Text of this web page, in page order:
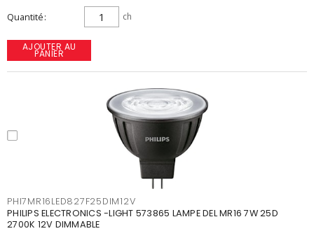
Quantité ch
AJOUTER AU
PANIER
PHI7MR16LED827F25DIM12V
PHILIPS ELECTRONICS -LIGHT 573865 LAMPE DEL MR16 7W 25D
2700K 12V DIMMABLE